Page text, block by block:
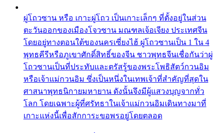
ผู่โถวซาน หรือ เกาะผู่โถว เป็นเกาะเล็กๆ ที่ตั้งอยู่ในส่วน
ตะวันออกของเมืองโจวซาน มณฑลเจ้อเจียง ประเทศจีน
โดยอยู่ทางตอนใต้ของนครเซี่ยงไฮ้ ผู่โถวซานเป็น 1 ใน 4
พุทธคีรีหรือภูเขาศักดิ์สิทธิ์ของจีน ชาวพุทธจีนเชื่อกันว่าผู่
โถวซานเป็นที่ประทับและตรัสรู้ของพระโพธิสัตว์กวนอิม
หรือเจ้าแม่กวนอิม ซึ่งเป็นหนึ่งในเทพเจ้าที่สำคัญที่สุดใน
ศาสนาพุทธนิกายมหายาน ดังนั้นจึงมีผู้แสวงบุญจากทั่ว
โลก โดยเฉพาะผู้ที่ศรัทธาในเจ้าแม่กวนอิมเดินทางมาที่
เกาะแห่งนี้เพื่อสักการะขอพรอยู่โดยตลอด